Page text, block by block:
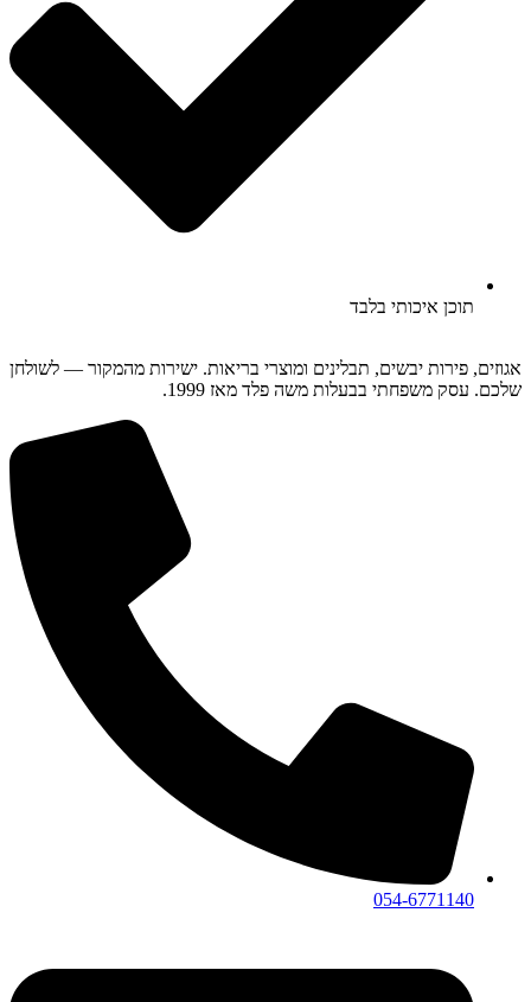
תוכן איכותי בלבד
אגוזים, פירות יבשים, תבלינים ומוצרי בריאות. ישירות מהמקור — לשולחן
שלכם. עסק משפחתי בבעלות משה פלד מאז 1999.
054-6771140